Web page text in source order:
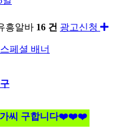
흥알바 16 건 광고신청
씨 구합니다❤️❤️❤️